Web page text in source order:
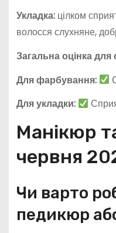
Укладка:цілком
волосся слухняне,
Загальна оцінка для
Для фарбування:
Для укладки:
Манікюр
червня
Чи варто
педикюр